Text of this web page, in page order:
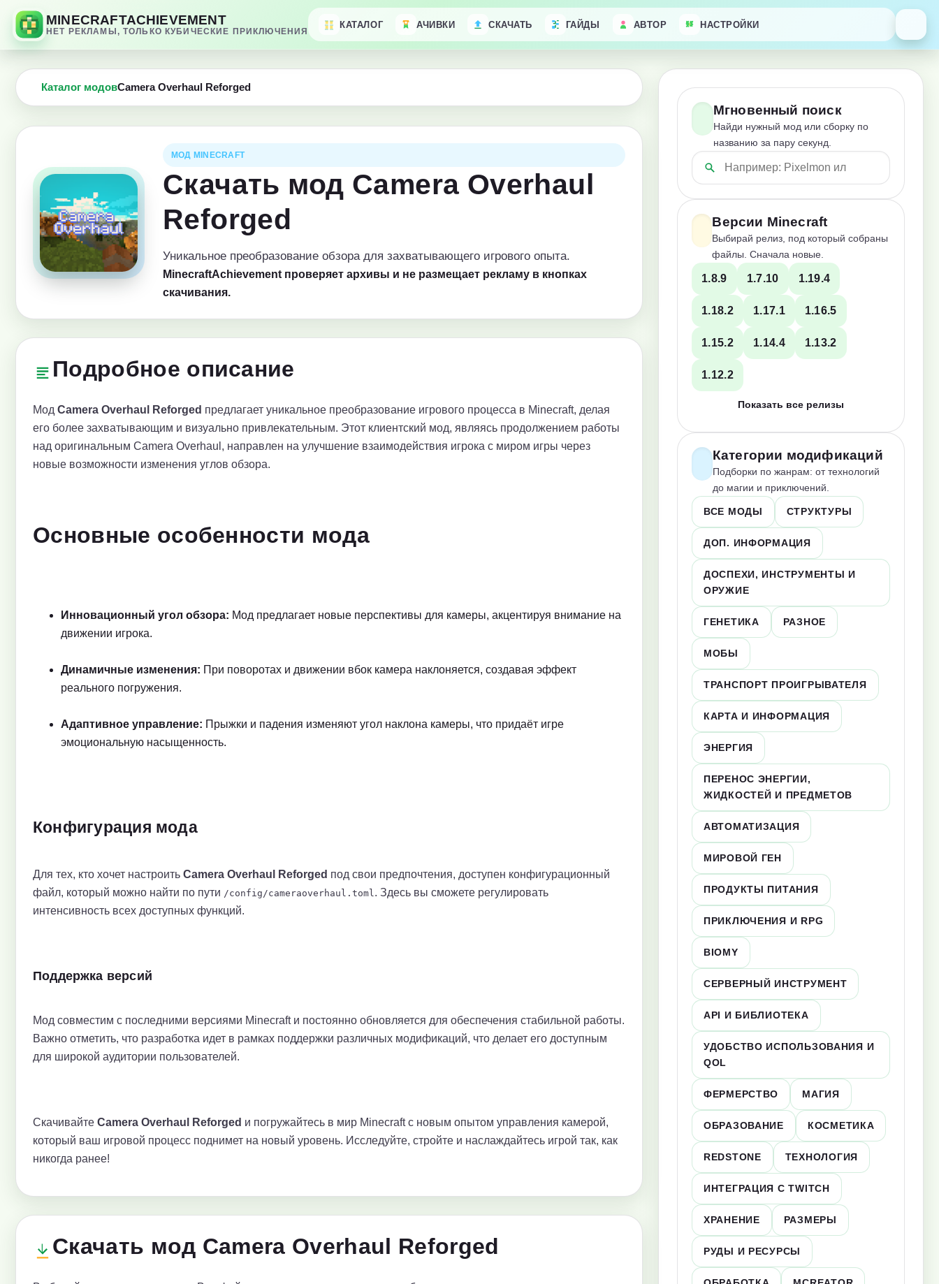
MINECRAFTACHIEVEMENT
НЕТ РЕКЛАМЫ, ТОЛЬКО КУБИЧЕСКИЕ ПРИКЛЮЧЕНИЯ
КАТАЛОГ АЧИВКИ СКАЧАТЬ ГАЙДЫ АВТОР НАСТРОЙКИ
Каталог модовCamera Overhaul Reforged
МОД MINECRAFT
Скачать мод Camera Overhaul
Reforged
Уникальное преобразование обзора для захватывающего игрового опыта.
MinecraftAchievement проверяет архивы и не размещает рекламу в кнопках
скачивания.
Подробное описание
Мод Camera Overhaul Reforged предлагает уникальное преобразование игрового процесса в Minecraft, делая
его более захватывающим и визуально привлекательным. Этот клиентский мод, являясь продолжением работы
над оригинальным Camera Overhaul, направлен на улучшение взаимодействия игрока с миром игры через
новые возможности изменения углов обзора.
Основные особенности мода
Инновационный угол обзора: Мод предлагает новые перспективы для камеры, акцентируя внимание на
движении игрока.
Динамичные изменения: При поворотах и движении вбок камера наклоняется, создавая эффект
реального погружения.
Адаптивное управление: Прыжки и падения изменяют угол наклона камеры, что придаёт игре
эмоциональную насыщенность.
Конфигурация мода
Для тех, кто хочет настроить Camera Overhaul Reforged под свои предпочтения, доступен конфигурационный
файл, который можно найти по пути /config/cameraoverhaul.toml. Здесь вы сможете регулировать
интенсивность всех доступных функций.
Поддержка версий
Мод совместим с последними версиями Minecraft и постоянно обновляется для обеспечения стабильной работы.
Важно отметить, что разработка идет в рамках поддержки различных модификаций, что делает его доступным
для широкой аудитории пользователей.
Скачивайте Camera Overhaul Reforged и погружайтесь в мир Minecraft с новым опытом управления камерой,
который ваш игровой процесс поднимет на новый уровень. Исследуйте, стройте и наслаждайтесь игрой так, как
никогда ранее!
Скачать мод Camera Overhaul Reforged
Мгновенный поиск
Найди нужный мод или сборку по
названию за пару секунд.
Версии Minecraft
Выбирай релиз, под который собраны
файлы. Сначала новые.
1.8.9 1.7.10 1.19.4
1.18.2 1.17.1 1.16.5
1.15.2 1.14.4 1.13.2
1.12.2
Показать все релизы
Категории модификаций
Подборки по жанрам: от технологий
до магии и приключений.
ВСЕ МОДЫ СТРУКТУРЫ
ДОП. ИНФОРМАЦИЯ
ДОСПЕХИ, ИНСТРУМЕНТЫ И
ОРУЖИЕ
ГЕНЕТИКА РАЗНОЕ
МОБЫ
ТРАНСПОРТ ПРОИГРЫВАТЕЛЯ
КАРТА И ИНФОРМАЦИЯ
ЭНЕРГИЯ
ПЕРЕНОС ЭНЕРГИИ,
ЖИДКОСТЕЙ И ПРЕДМЕТОВ
АВТОМАТИЗАЦИЯ
МИРОВОЙ ГЕН
ПРОДУКТЫ ПИТАНИЯ
ПРИКЛЮЧЕНИЯ И RPG
BIOMY
СЕРВЕРНЫЙ ИНСТРУМЕНТ
API И БИБЛИОТЕКА
УДОБСТВО ИСПОЛЬЗОВАНИЯ И
QOL
ФЕРМЕРСТВО МАГИЯ
ОБРАЗОВАНИЕ КОСМЕТИКА
REDSTONE ТЕХНОЛОГИЯ
ИНТЕГРАЦИЯ С TWITCH
ХРАНЕНИЕ РАЗМЕРЫ
РУДЫ И РЕСУРСЫ